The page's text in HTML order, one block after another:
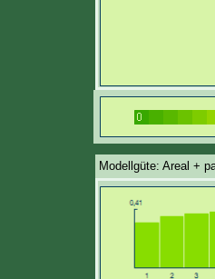
Modellgüte: Areal +